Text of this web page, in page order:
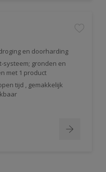
en doorharding
systeem; gronden en
met 1 product
tijd , gemakkelijk